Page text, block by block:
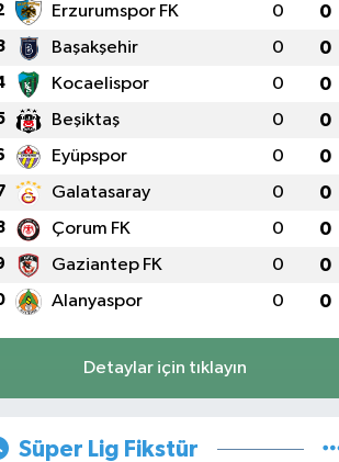
Erzurumspor FK 0 0
Başakşehir 0 0
Kocaelispor 0 0
Beşiktaş 0 0
Eyüpspor 0 0
Galatasaray 0 0
Çorum FK 0 0
Gaziantep FK 0 0
Alanyaspor 0 0
Detaylar için tıklayın
Süper Lig Fikstür